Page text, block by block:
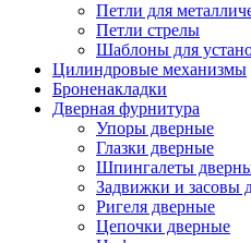
Петли для
Петли стрелы
Шаблоны для
Цилиндровые механизмы
Броненакладки
Дверная фурнитура
Упоры дверные
Глазки дверные
Шпингалеты
Задвижки и засовы
Ригеля дверные
Цепочки дверные